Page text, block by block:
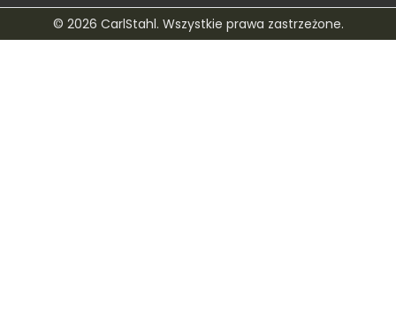
© 2026 CarlStahl. Wszystkie prawa zastrzeżone.